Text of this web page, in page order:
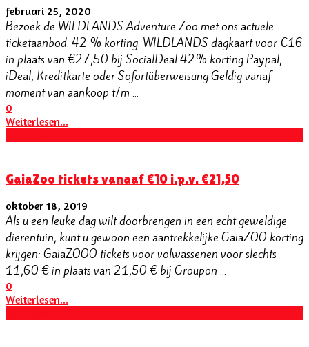
februari 25, 2020
Bezoek de WILDLANDS Adventure Zoo met ons actuele
ticketaanbod. 42 % korting. WILDLANDS dagkaart voor €16
in plaats van €27,50 bij SocialDeal 42% korting Paypal,
iDeal, Kreditkarte oder Sofortüberweisung Geldig vanaf
moment van aankoop t/m ...
0
Weiterlesen...
GaiaZoo tickets vanaaf €10 i.p.v. €21,50
oktober 18, 2019
Als u een leuke dag wilt doorbrengen in een echt geweldige
dierentuin, kunt u gewoon een aantrekkelijke GaiaZOO korting
krijgen: GaiaZOOO tickets voor volwassenen voor slechts
11,60 € in plaats van 21,50 € bij Groupon ...
0
Weiterlesen...